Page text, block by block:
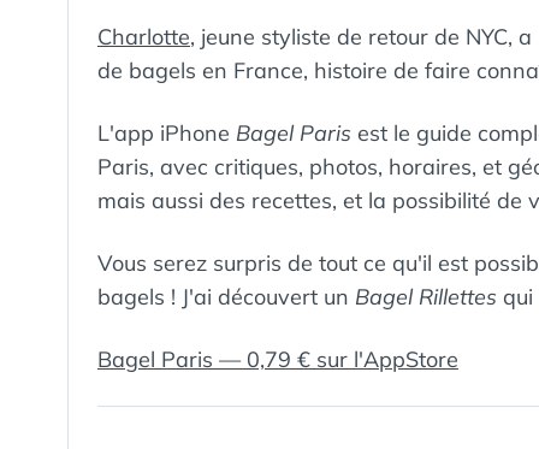
Charlotte, jeune styliste de retour de NYC,
de bagels en France, histoire de faire
L'app iPhone Bagel Paris est le guide
Paris, avec critiques, photos, horaires, et
mais aussi des recettes, et la possibilité de
Vous serez surpris de tout ce qu'il est
bagels ! J'ai découvert un Bagel Rillettes
Bagel Paris — 0,79 € sur l'AppStore